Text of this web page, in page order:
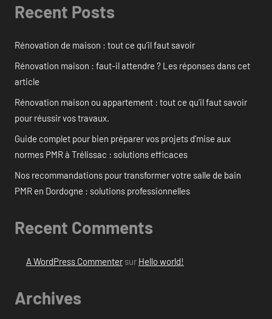
Recent Posts
Rénovation de maison : tout ce qu’il faut savoir
Rénovation maison : faut-il attendre ? Les réponses dans cet
article
Rénovation maison ou appartement : tout ce qu’il faut savoir
pour réussir vos travaux.
Guide complet pour bien préparer vos projets d’mise aux
normes PMR à Trélissac : solutions efficaces
Nos recommandations pour transformer votre salle de bain
PMR en Dordogne : solutions professionnelles
Recent Comments
A WordPress Commentersur Hello world!
Archives